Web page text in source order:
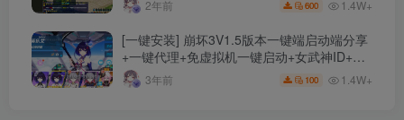
2年前 600 1.4W+
[一键安装] 崩坏3V1.5版本一键端启动端分享
+一键代理+免虚拟机一键启动+女武神ID+详
细指令+极简一键修改
3年前 100 1.4W+